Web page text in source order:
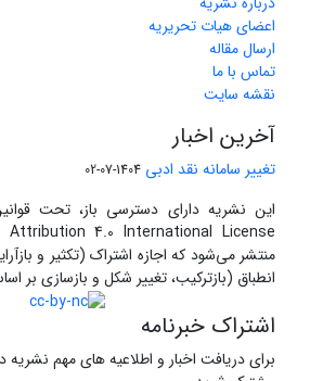
اعضای هیات تحریریه
ارسال مقاله
تماس با ما
نقشه سایت
آخرین اخبار
تغییر سامانه نقد ادبی 1404-07-02
این نشریه دارای دسترسی باز، تحت
Attribution 4.0 International License
منتشر می‌شود که اجازه اشتراک (تکثیر و
انطباق (بازترکیب، تغییر شکل و بازسازی بر
اشتراک خبرنامه
برای دریافت اخبار و اطلاعیه های مهم نشریه